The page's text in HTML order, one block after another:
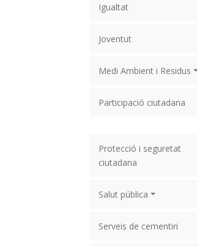
Igualtat
Joventut
Medi Ambient i Residus
Participació ciutadana
Protecció i seguretat
ciutadana
Salut pública
Serveis de cementiri